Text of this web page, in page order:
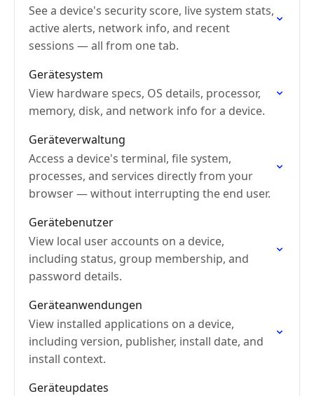
See a device's security score, live system stats,
active alerts, network info, and recent
sessions — all from one tab.
Gerätesystem
View hardware specs, OS details, processor,
memory, disk, and network info for a device.
Geräteverwaltung
Access a device's terminal, file system,
processes, and services directly from your
browser — without interrupting the end user.
Gerätebenutzer
View local user accounts on a device,
including status, group membership, and
password details.
Geräteanwendungen
View installed applications on a device,
including version, publisher, install date, and
install context.
Geräteupdates